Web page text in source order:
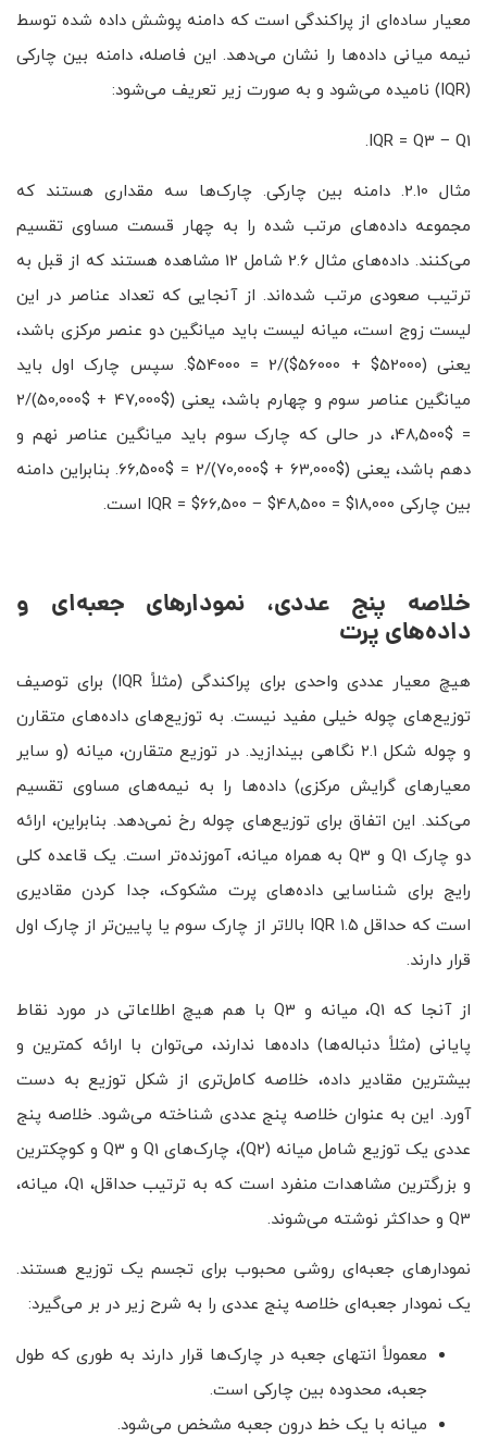
معیار ساده‌ای از پراکندگی است که دامنه پوشش داده شده توسط
نیمه میانی داده‌ها را نشان می‌دهد. این فاصله، دامنه بین چارکی
(IQR) نامیده می‌شود و به صورت زیر تعریف می‌شود:
IQR = Q3 − Q1.
مثال 2.10. دامنه بین چارکی. چارک‌ها سه مقداری هستند که
مجموعه داده‌های مرتب شده را به چهار قسمت مساوی تقسیم
می‌کنند. داده‌های مثال 2.6 شامل 12 مشاهده هستند که از قبل به
ترتیب صعودی مرتب شده‌اند. از آنجایی که تعداد عناصر در این
لیست زوج است، میانه لیست باید میانگین دو عنصر مرکزی باشد،
یعنی (52000$ + 56000$)/2 = 54000$. سپس چارک اول باید
میانگین عناصر سوم و چهارم باشد، یعنی ($47,000 + $50,000)/2
= $48,500، در حالی که چارک سوم باید میانگین عناصر نهم و
دهم باشد، یعنی ($63,000 + $70,000)/2 = $66,500. بنابراین دامنه
بین چارکی IQR = $66,500 − $48,500 = $18,000 است.
خلاصه پنج عددی، نمودارهای جعبه‌ای و
داده‌های پرت
هیچ معیار عددی واحدی برای پراکندگی (مثلاً IQR) برای توصیف
توزیع‌های چوله خیلی مفید نیست. به توزیع‌های داده‌های متقارن
و چوله شکل ۲.۱ نگاهی بیندازید. در توزیع متقارن، میانه (و سایر
معیارهای گرایش مرکزی) داده‌ها را به نیمه‌های مساوی تقسیم
می‌کند. این اتفاق برای توزیع‌های چوله رخ نمی‌دهد. بنابراین، ارائه
دو چارک Q1 و Q3 به همراه میانه، آموزنده‌تر است. یک قاعده کلی
رایج برای شناسایی داده‌های پرت مشکوک، جدا کردن مقادیری
است که حداقل ۱.۵ IQR بالاتر از چارک سوم یا پایین‌تر از چارک اول
قرار دارند.
از آنجا که Q1، میانه و Q3 با هم هیچ اطلاعاتی در مورد نقاط
پایانی (مثلاً دنباله‌ها) داده‌ها ندارند، می‌توان با ارائه کمترین و
بیشترین مقادیر داده، خلاصه کامل‌تری از شکل توزیع به دست
آورد. این به عنوان خلاصه پنج عددی شناخته می‌شود. خلاصه پنج
عددی یک توزیع شامل میانه (Q2)، چارک‌های Q1 و Q3 و کوچکترین
و بزرگترین مشاهدات منفرد است که به ترتیب حداقل، Q1، میانه،
Q3 و حداکثر نوشته می‌شوند.
نمودارهای جعبه‌ای روشی محبوب برای تجسم یک توزیع هستند.
یک نمودار جعبه‌ای خلاصه پنج عددی را به شرح زیر در بر می‌گیرد:
معمولاً انتهای جعبه در چارک‌ها قرار دارند به طوری که طول
جعبه، محدوده بین چارکی است.
میانه با یک خط درون جعبه مشخص می‌شود.